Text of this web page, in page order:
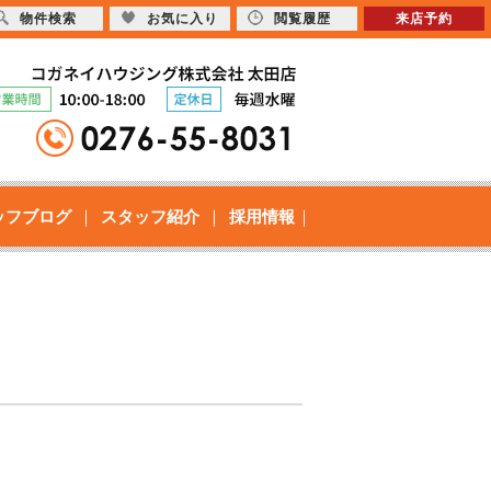
フブログ スタッフ紹介 採用情報
物件検索 お気に入り 閲覧履歴 来店予約